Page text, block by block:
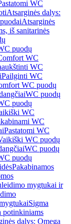
WC
Atsarginės dalys:
Atsarginės
iš sanitarinės
puodų
WC
WC
Pailginti WC
WC puodų
WC puodų
puodų
WC
WC
Pastatomi WC
WC puodų
WC puodų
puodų
Pakabinamos
mygtukai ir
Sigma
potinkiniams
dalys: Omega